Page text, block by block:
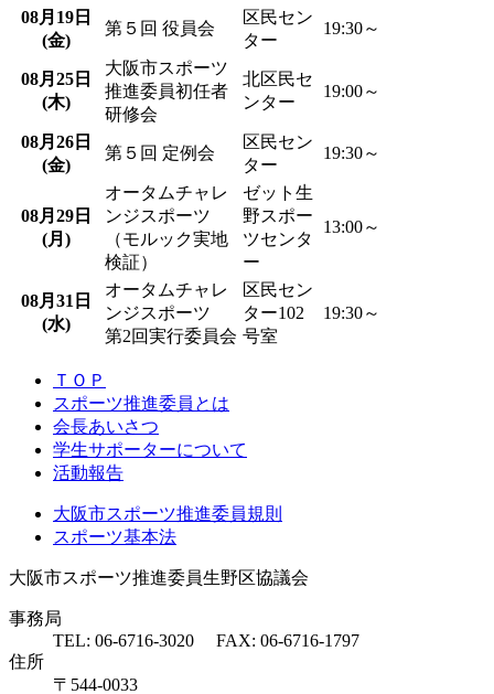
08月 19 日
(金)
第５回 役員会
区民セン
ター
19:30～
08月 25 日
(木)
大阪市スポーツ
推進委員初任者
研修会
北区民セ
ンター
19:00～
08月 26 日
(金)
第５回 定例会
区民セン
ター
19:30～
08月 29 日
(月)
オータムチャレ
ンジスポーツ
（モルック実地
検証）
ゼット生
野スポー
ツセンタ
ー
13:00～
08月 31 日
(水)
オータムチャレ
ンジスポーツ
第2回実行委員会
区民セン
ター102
号室
19:30～
ＴＯＰ
スポーツ推進委員とは
会長あいさつ
学生サポーターについて
活動報告
大阪市スポーツ推進委員規則
スポーツ基本法
大阪市スポーツ推進委員生野区協議会
事務局
TEL: 06-6716-3020 FAX: 06-6716-1797
住所
〒544-0033